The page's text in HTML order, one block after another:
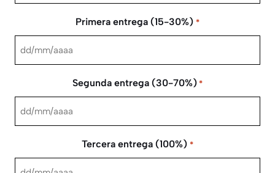
Primera entrega (15-30%) *
DD
barra
AAAA
Segunda entrega (30-70%) *
DD
barra
Tercera entrega (100%) *